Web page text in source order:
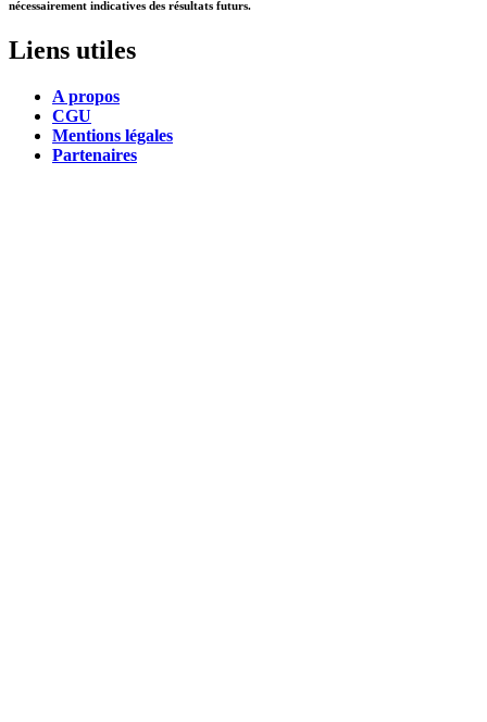
nécessairement indicatives des résultats futurs.
Liens utiles
A propos
CGU
Mentions légales
Partenaires